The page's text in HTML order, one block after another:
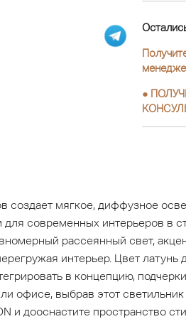
●
создает мягкое, диффузное
современных интерьеров в
рассеянный свет,
интерьер. Цвет латунь
в концепцию,
офисе, выбрав этот светильник
и дооснастите пространство